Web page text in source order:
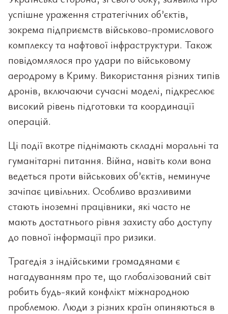
успішне ураження стратегічних об’єктів,
зокрема підприємств військово-промислового
комплексу та нафтової інфраструктури. Також
повідомлялося про удари по військовому
аеродрому в Криму. Використання різних типів
дронів, включаючи сучасні моделі, підкреслює
високий рівень підготовки та координації
операцій.
Ці події вкотре піднімають складні моральні та
гуманітарні питання. Війна, навіть коли вона
ведеться проти військових об’єктів, неминуче
зачіпає цивільних. Особливо вразливими
стають іноземні працівники, які часто не
мають достатнього рівня захисту або доступу
до повної інформації про ризики.
Трагедія з індійськими громадянами є
нагадуванням про те, що глобалізований світ
робить будь-який конфлікт міжнародною
проблемою. Люди з різних країн опиняються в